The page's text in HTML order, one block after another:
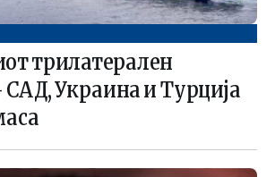
трилатерален
САД, Украина и Турција